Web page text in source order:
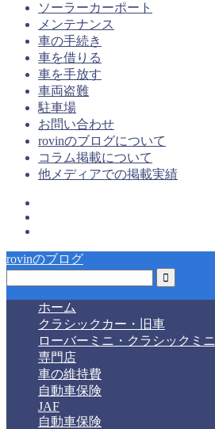
ソーラーカーポート
メンテナンス
車の手続き
車を借りる
車を手放す
車両盗難
駐車場
お問い合わせ
rovinのブログについて
コラム掲載について
他メディアでの掲載実績
rovinのブログ
ホーム
クラシックカー・旧車
ローバーミニ・クラシックミニ
専門店
車の維持費
自動車保険
JAF
自動車保険